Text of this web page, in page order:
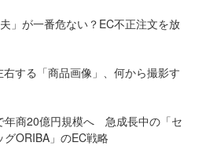
」が一番危ない？EC不正注文を放
する「商品画像」、何から撮影す
年商20億円規模へ 急成長中の「セ
グORIBA」のEC戦略